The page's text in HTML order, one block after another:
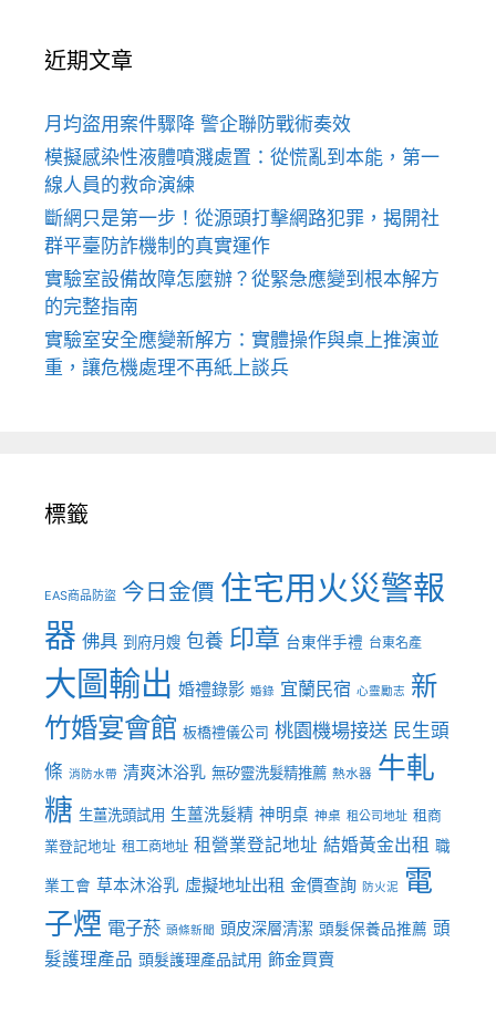
近期文章
月均盜用案件驟降 警企聯防戰術奏效
模擬感染性液體噴濺處置：從慌亂到本能，第一
線人員的救命演練
斷網只是第一步！從源頭打擊網路犯罪，揭開社
群平臺防詐機制的真實運作
實驗室設備故障怎麼辦？從緊急應變到根本解方
的完整指南
實驗室安全應變新解方：實體操作與桌上推演並
重，讓危機處理不再紙上談兵
標籤
EAS商品防盜 今日金價 住宅用火災警報
器 佛具 到府月嫂 包養 印章 台東伴手禮 台東名產
大圖輸出 婚禮錄影 婚錄 宜蘭民宿 心靈勵志 新
竹婚宴會館 板橋禮儀公司 桃園機場接送 民生頭
條 消防水帶 清爽沐浴乳 無矽靈洗髮精推薦 熱水器 牛軋
糖 生薑洗頭試用 生薑洗髮精 神明桌 神桌 租公司地址 租商
業登記地址 租工商地址 租營業登記地址 結婚黃金出租 職
業工會 草本沐浴乳 虛擬地址出租 金價查詢 防火泥
電
子煙 電子菸 頭條新聞 頭皮深層清潔 頭髮保養品推薦 頭
髮護理產品 頭髮護理產品試用 飾金買賣